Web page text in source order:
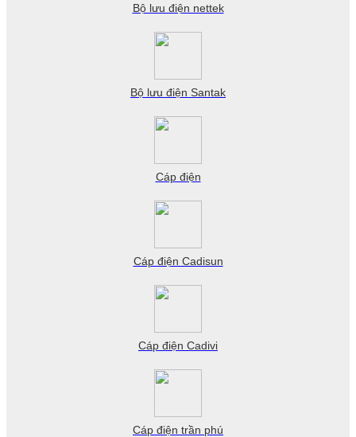
Bộ lưu điện nettek
Bộ lưu điện Santak
Cáp điện
Cáp điện Cadisun
Cáp điện Cadivi
Cáp điện trần phú